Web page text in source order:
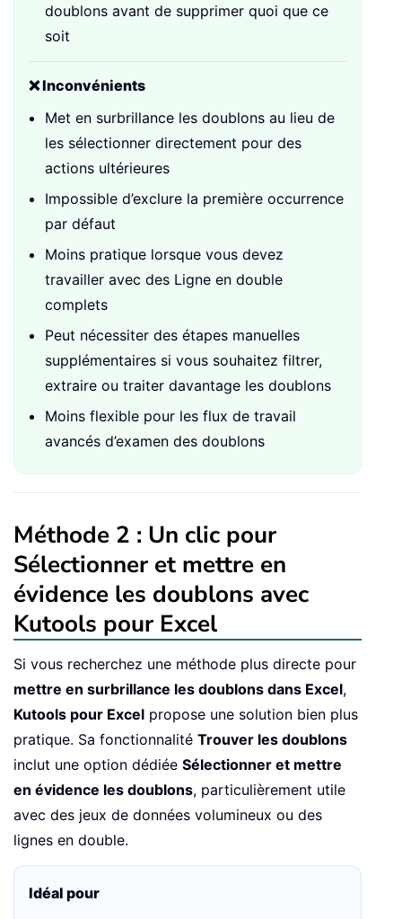
doublons avant de supprimer quoi que ce
soit
❌ Inconvénients
Met en surbrillance les doublons au lieu de
les sélectionner directement pour des
actions ultérieures
Impossible d’exclure la première occurrence
par défaut
Moins pratique lorsque vous devez
travailler avec des Ligne en double
complets
Peut nécessiter des étapes manuelles
supplémentaires si vous souhaitez filtrer,
extraire ou traiter davantage les doublons
Moins flexible pour les flux de travail
avancés d’examen des doublons
Méthode 2 : Un clic pour
Sélectionner et mettre en
évidence les doublons avec
Kutools pour Excel
Si vous recherchez une méthode plus directe pour
mettre en surbrillance les doublons dans Excel,
Kutools pour Excel propose une solution bien plus
pratique. Sa fonctionnalité Trouver les doublons
inclut une option dédiée Sélectionner et mettre
en évidence les doublons, particulièrement utile
avec des jeux de données volumineux ou des
lignes en double.
Idéal pour